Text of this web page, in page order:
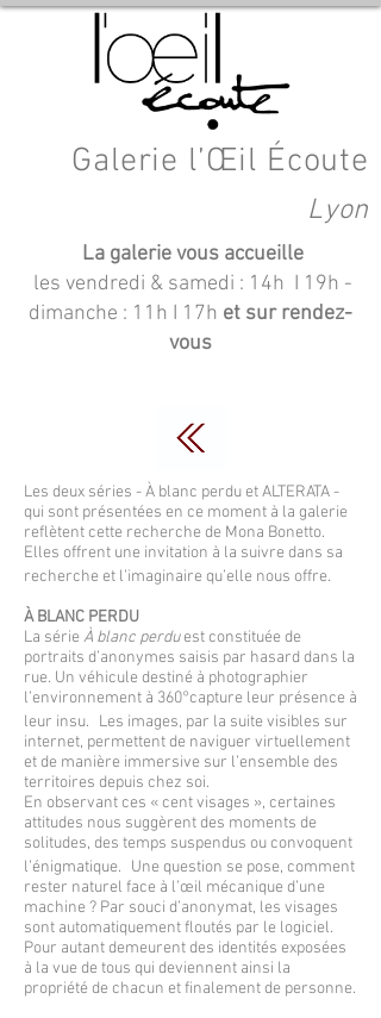
Galerie l’Œil Écoute
Lyon
La galerie vous accueille
les vendredi & samedi : 14h I 19h -
dimanche : 11h I 17h et sur rendez-
vous
Les deux séries - À blanc perdu et ALTERATA -
qui sont présentées en ce moment à la galerie
reflètent cette recherche de Mona Bonetto.
Elles offrent une invitation à la suivre dans sa
recherche et l’imaginaire qu’elle nous offre.
À BLANC PERDU
La série À blanc perduest constituée de
portraits d’anonymes saisis par hasard dans la
rue. Un véhicule destiné à photographier
l’environnement à 360°capture leur présence à
leur insu. Les images, par la suite visibles sur
internet, permettent de naviguer virtuellement
et de manière immersive sur l’ensemble des
territoires depuis chez soi.
En observant ces « cent visages », certaines
attitudes nous suggèrent des moments de
solitudes, des temps suspendus ou convoquent
l’énigmatique. Une question se pose, comment
rester naturel face à l’œil mécanique d’une
machine ? Par souci d’anonymat, les visages
sont automatiquement floutés par le logiciel.
Pour autant demeurent des identités exposées
à la vue de tous qui deviennent ainsi la
propriété de chacun et finalement de personne.